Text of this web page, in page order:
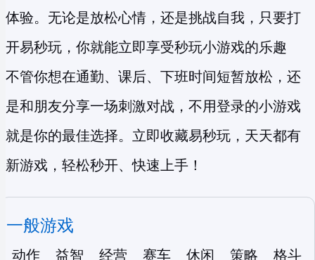
体验。无论是放松心情，还是挑战自我，只要打
开易秒玩，你就能立即享受秒玩小游戏的乐趣
不管你想在通勤、课后、下班时间短暂放松，还
是和朋友分享一场刺激对战，不用登录的小游戏
就是你的最佳选择。立即收藏易秒玩，天天都有
新游戏，轻松秒开、快速上手！
一般游戏
动作 益智 经营 赛车 休闲 策略
格斗